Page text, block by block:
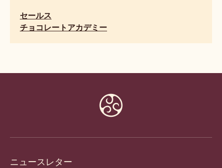
セールス
チョコレートアカデミー
ニュースレター